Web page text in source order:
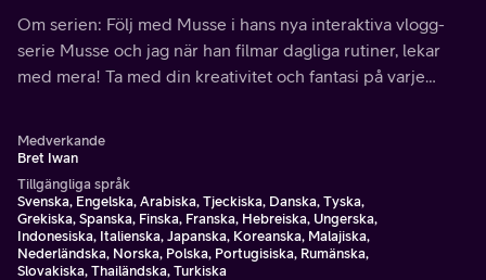
Om serien: Följ med Musse i hans nya interaktiva vlogg-
serie Musse och jag när han filmar dagliga rutiner, lekar
med mera! Ta med din kreativitet och fantasi på varje
Medverkande
Bret Iwan
Tillgängliga språk
Svenska, Engelska, Arabiska, Tjeckiska, Danska, Tyska,
Grekiska, Spanska, Finska, Franska, Hebreiska, Ungerska,
Indonesiska, Italienska, Japanska, Koreanska, Malajiska,
Nederländska, Norska, Polska, Portugisiska, Rumänska,
Slovakiska, Thailändska, Turkiska